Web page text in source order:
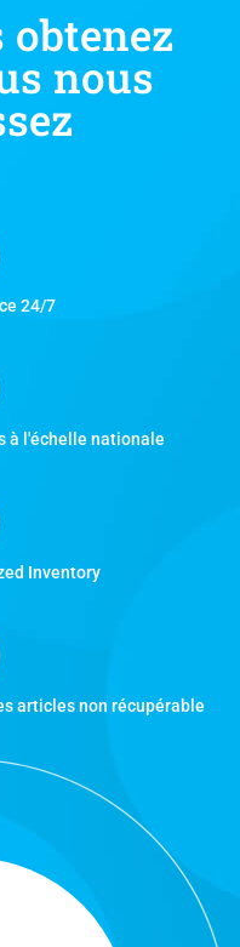
obtenez
nous
24/7
à l'échelle nationale
Inventory
articles non récupérable